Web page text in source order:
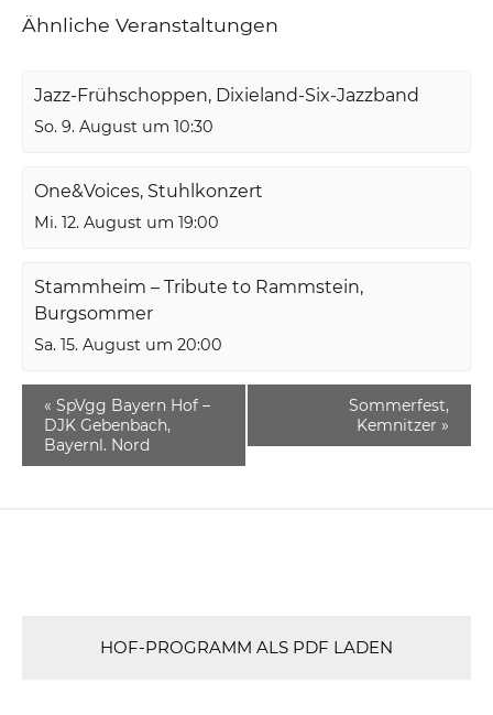
Ähnliche Veranstaltungen
Jazz-Frühschoppen, Dixieland-Six-Jazzband
So. 9. August um 10:30
One&Voices, Stuhlkonzert
Mi. 12. August um 19:00
Stammheim – Tribute to Rammstein,
Burgsommer
Sa. 15. August um 20:00
« SpVgg Bayern Hof –
DJK Gebenbach,
Bayernl. Nord
Sommerfest,
Kemnitzer »
HOF-PROGRAMM ALS PDF LADEN